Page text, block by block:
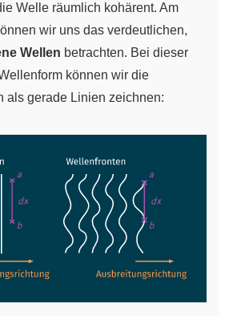
Welle räumlich kohärent. Am
wir uns das verdeutlichen,
Wellen betrachten. Bei dieser
können wir die
als gerade Linien zeichnen: